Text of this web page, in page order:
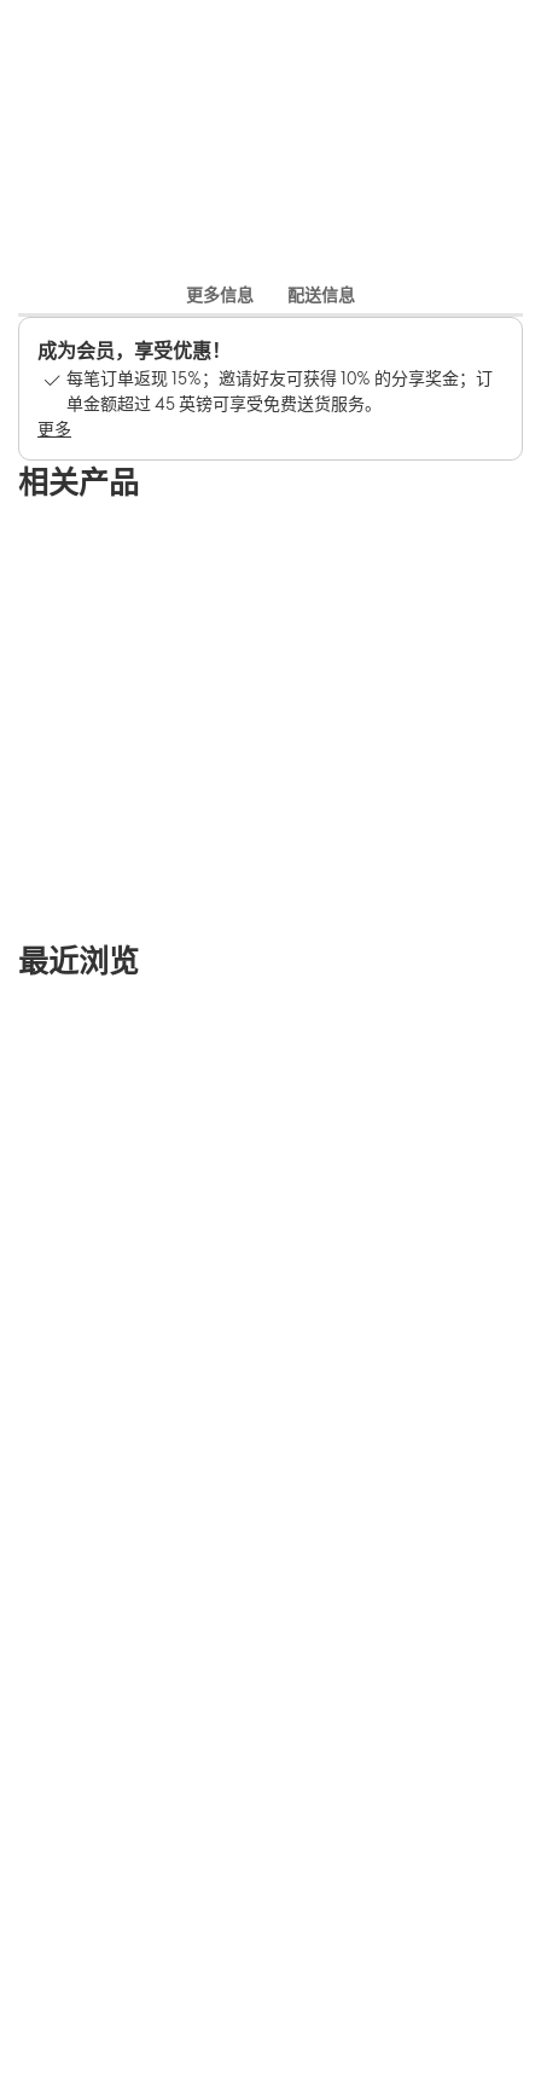
更多信息 配送信息
成为会员，享受优惠！
每笔订单返现 15%；邀请好友可获得 10% 的分享奖金；订
单金额超过 45 英镑可享受免费送货服务。
更多
相关产品
最近浏览